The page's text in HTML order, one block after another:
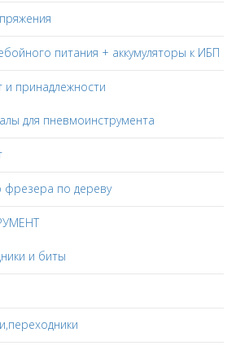
питания + аккумуляторы к ИБП
принадлежности
для пневмоинструмента
фрезера по дереву
и биты